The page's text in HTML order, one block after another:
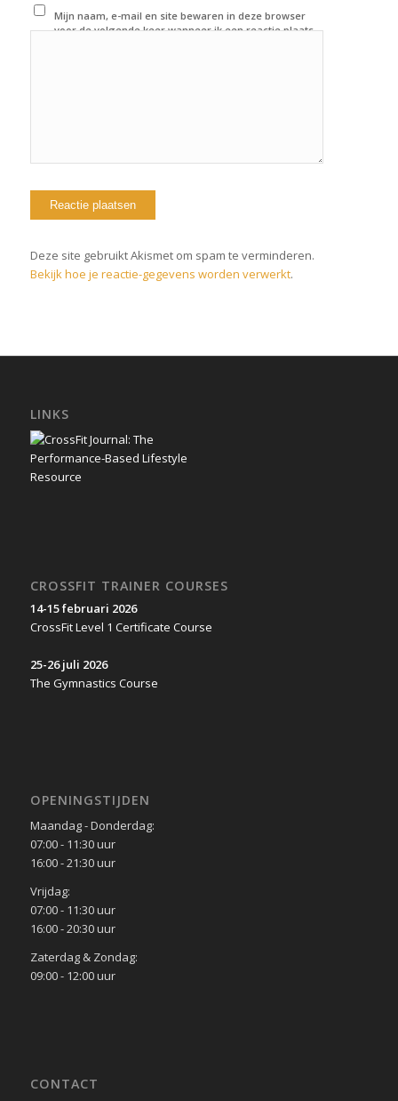
Mijn naam, e-mail en site bewaren in deze browser
voor de volgende keer wanneer ik een reactie plaats.
Deze site gebruikt Akismet om spam te verminderen.
Bekijk hoe je reactie-gegevens worden verwerkt.
LINKS
CROSSFIT TRAINER COURSES
14-15 februari 2026
CrossFit Level 1 Certificate Course
25-26 juli 2026
The Gymnastics Course
OPENINGSTIJDEN
Maandag - Donderdag:
07:00 - 11:30 uur
16:00 - 21:30 uur
Vrijdag:
07:00 - 11:30 uur
16:00 - 20:30 uur
Zaterdag & Zondag:
09:00 - 12:00 uur
CONTACT